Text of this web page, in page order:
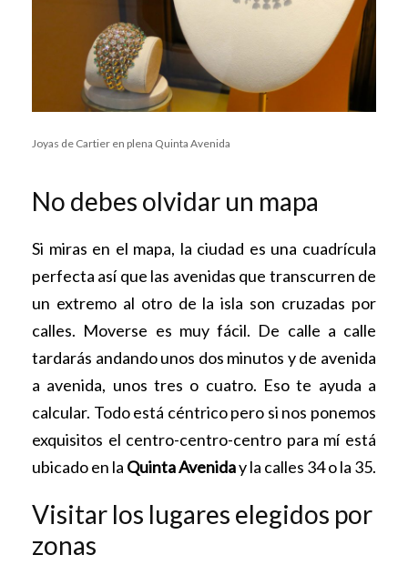
Joyas de Cartier en plena Quinta Avenida
No debes olvidar un mapa
Si miras en el mapa, la ciudad es una cuadrícula
perfecta así que las avenidas que transcurren de
un extremo al otro de la isla son cruzadas por
calles. Moverse es muy fácil. De calle a calle
tardarás andando unos dos minutos y de avenida
a avenida, unos tres o cuatro. Eso te ayuda a
calcular. Todo está céntrico pero si nos ponemos
exquisitos el centro-centro-centro para mí está
ubicado en la Quinta Aveniday la calles 34 o la 35.
Visitar los lugares elegidos por
zonas